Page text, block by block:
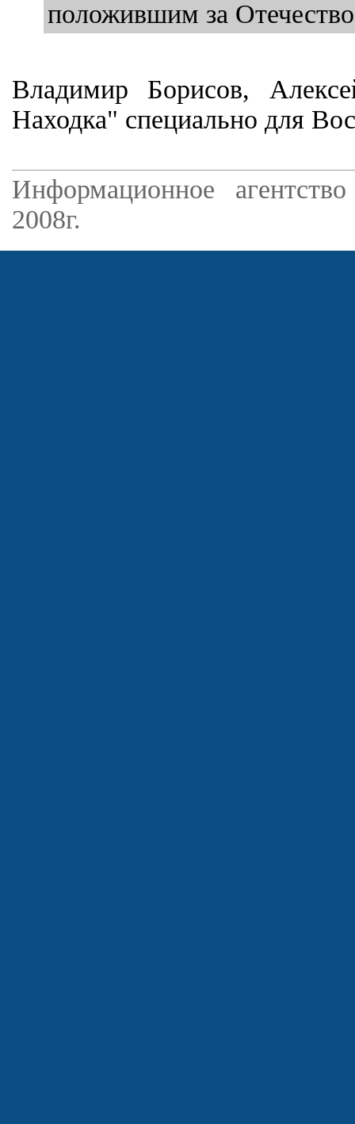
положившим за
Владимир Борисов,
Находка" специально для
Информационное
2008г.